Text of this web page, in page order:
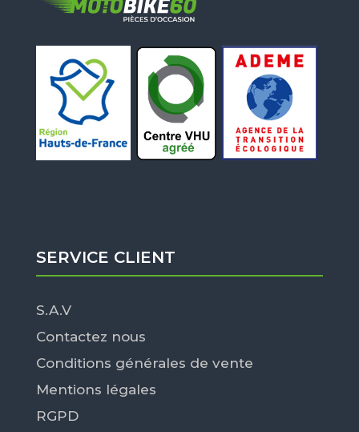
SERVICE CLIENT
S.A.V
Contactez nous
Conditions générales de vente
Mentions légales
RGPD